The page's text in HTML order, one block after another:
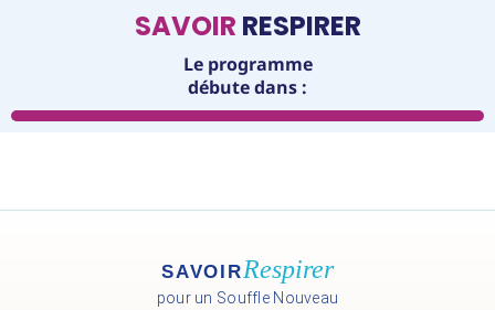
SAVOIR RESPIRER
Le programme
débute dans :
SAVOIR Respirer
pour un Souffle Nouveau